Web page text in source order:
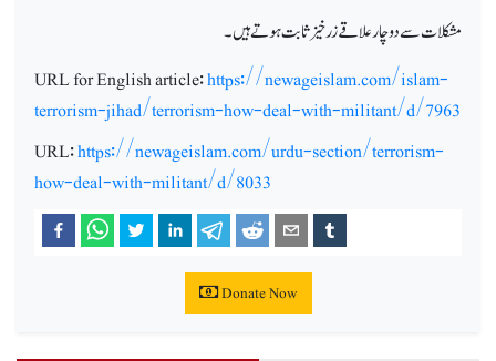
مشکلات سے دو چار علاقے زرخیز ثابت ہوتے ہیں۔
URL for English article:https://newageislam.com/islam-
terrorism-jihad/terrorism-how-deal-with-militant/d/7963
URL:https://newageislam.com/urdu-section/terrorism-
how-deal-with-militant/d/8033
Donate Now